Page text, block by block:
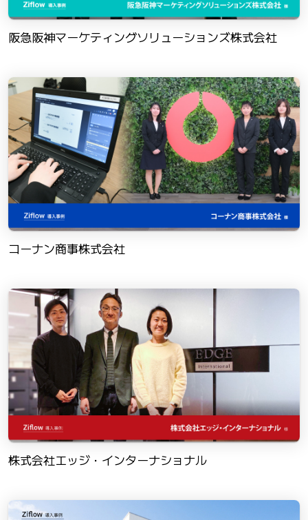
阪急阪神マーケティングソリューションズ株式会社
コーナン商事株式会社
株式会社エッジ・インターナショナル